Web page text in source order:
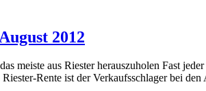
2012
meiste aus Riester herauszuholen Fast
Rente ist der Verkaufsschlager bei